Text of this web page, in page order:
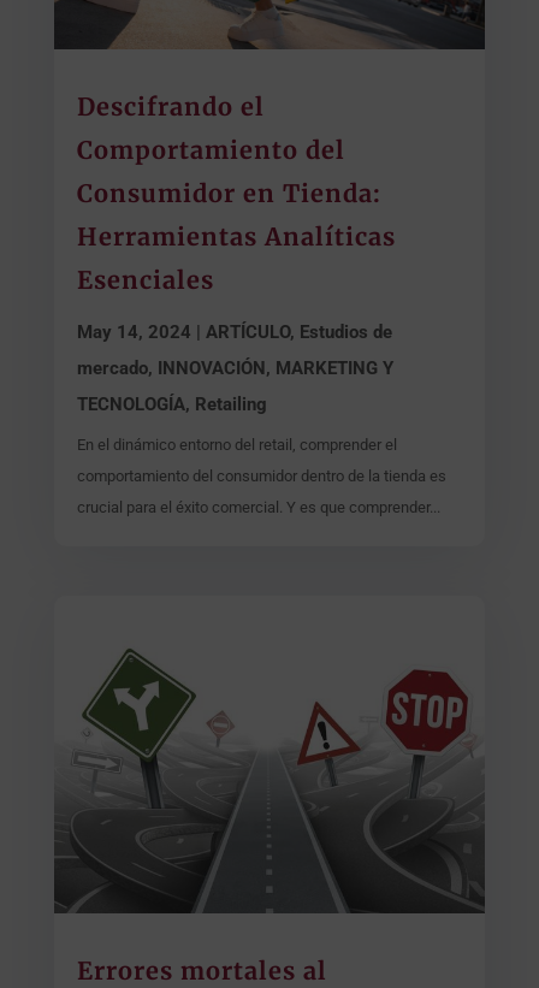
Descifrando el
Comportamiento del
Consumidor en Tienda:
Herramientas Analíticas
Esenciales
May 14, 2024 | ARTÍCULO, Estudios de
mercado, INNOVACIÓN, MARKETING Y
TECNOLOGÍA, Retailing
En el dinámico entorno del retail, comprender el
comportamiento del consumidor dentro de la tienda es
crucial para el éxito comercial. Y es que comprender...
Errores mortales al